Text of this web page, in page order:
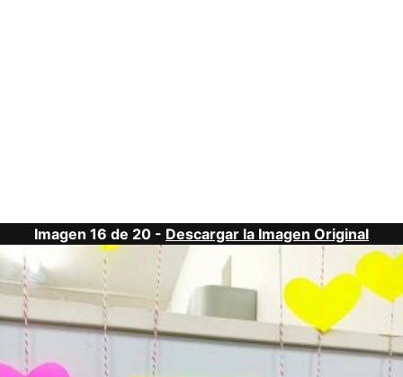
Imagen 16 de 20 - Descargar la Imagen Original